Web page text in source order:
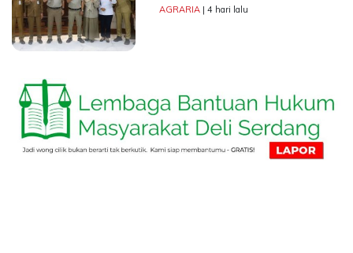
AGRARIA| 4 hari lalu